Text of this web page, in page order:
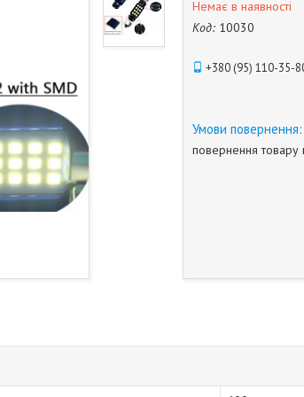
Немає в наявності
Код: 10030
+380 (95) 110-35-
повернення